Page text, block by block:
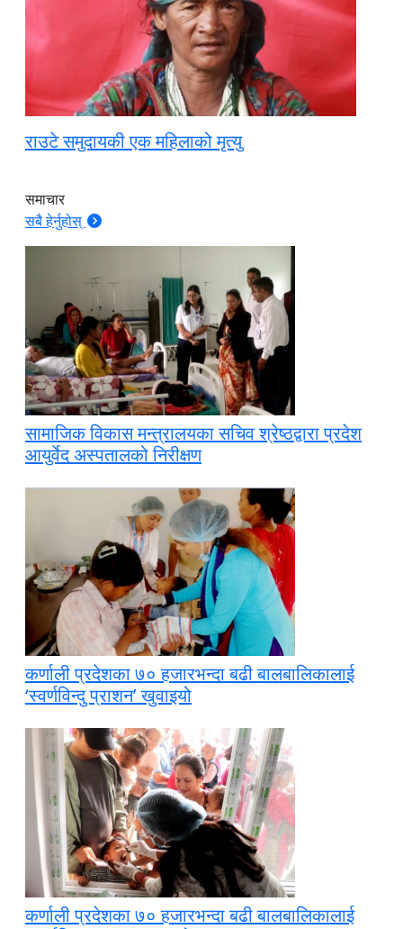
राउटे समुदायकी एक महिलाको मृत्यु
समाचार
सबै हेर्नुहोस्
सामाजिक विकास मन्त्रालयका सचिव श्रेष्ठद्वारा प्रदेश
आयुर्वेद अस्पतालको निरीक्षण
कर्णाली प्रदेशका ७० हजारभन्दा बढी बालबालिकालाई
‘स्वर्णविन्दु प्राशन’ खुवाइयो
कर्णाली प्रदेशका ७० हजारभन्दा बढी बालबालिकालाई